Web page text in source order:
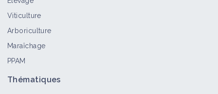
Viticulture
Arboriculture
Maraîchage
PPAM
Thématiques